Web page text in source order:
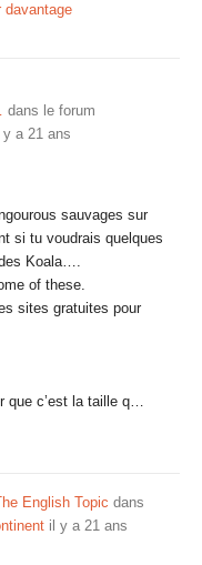
davantage
dans le forum
y a 21 ans
sauvages sur
si tu voudrais quelques
Koala….
of these.
sites gratuites pour
que c’est la taille q…
English Topic dans
il y a 21 ans